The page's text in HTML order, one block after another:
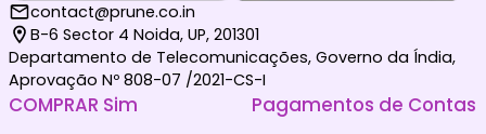
contact@prune.co.in
B-6 Sector 4 Noida, UP, 201301
Departamento de Telecomunicações, Governo da Índia,
Aprovação Nº 808-07 /2021-CS-I
COMPRAR Sim Pagamentos de Contas